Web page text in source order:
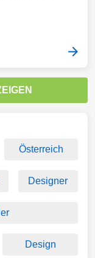
Österreich
Designer
Design